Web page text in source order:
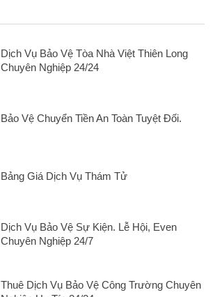
Dịch Vụ Bảo Vệ Tòa Nhà Việt Thiên Long
Chuyên Nghiệp 24/24
Bảo Vệ Chuyển Tiền An Toàn Tuyệt Đối.
Bảng Giá Dịch Vụ Thám Tử
Dịch Vụ Bảo Vệ Sự Kiện. Lễ Hội, Even
Chuyên Nghiệp 24/7
Thuê Dịch Vụ Bảo Vệ Công Trường Chuyên